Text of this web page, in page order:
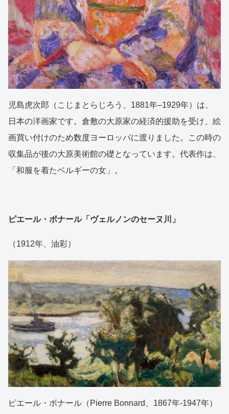
児島虎次郎（こじまとらじろう、1881年–1929年）は、
日本の洋画家です。倉敷の大原家の経済的援助を受け、絵
画買い付けのため数度ヨーロッパに渡りました。この時の
収集品が後の大原美術館の礎となっています。代表作は、
「和服を着たベルギーの女」。
ピエール・ボナール「ヴェルノンのセーヌ川」
（1912年、油彩）
ピエール・ボナール（Pierre Bonnard、1867年-1947年）